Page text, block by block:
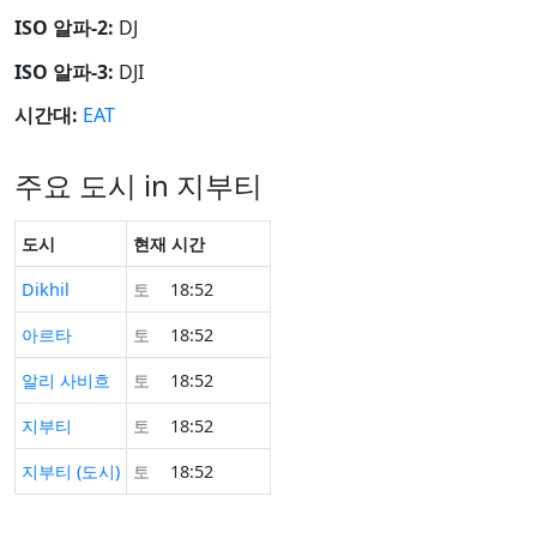
ISO 알파-2: DJ
ISO 알파-3: DJI
시간대: EAT
주요 도시 in 지부티
도시
현재 시간
Dikhil
토
18:52
아르타
토
18:52
알리 사비흐
토
18:52
지부티
토
18:52
지부티 (도시)
토 18:52